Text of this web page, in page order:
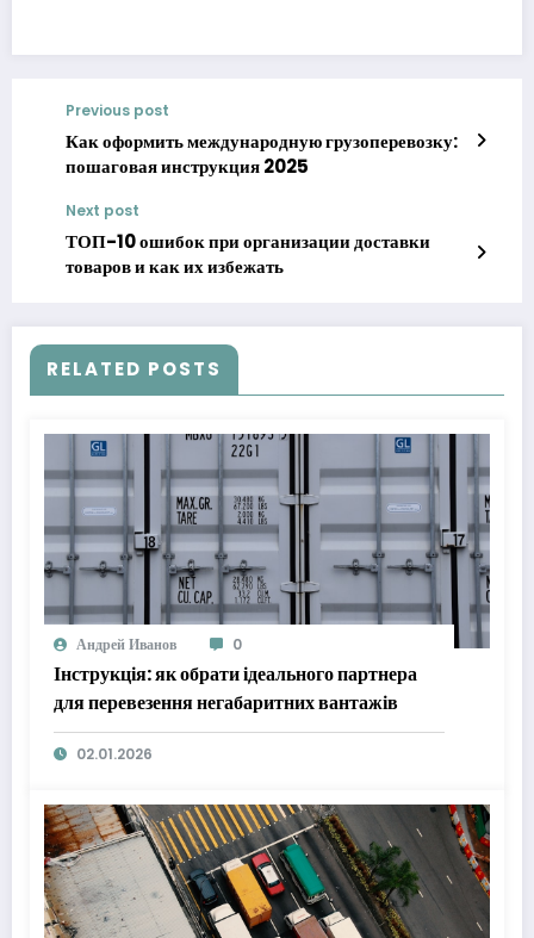
Previous post
Как оформить международную грузоперевозку:
пошаговая инструкция 2025
Next post
ТОП-10 ошибок при организации доставки
товаров и как их избежать
RELATED POSTS
Андрей Иванов 0
Інструкція: як обрати ідеального партнера
для перевезення негабаритних вантажів
02.01.2026